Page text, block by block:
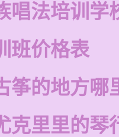
唱法培训学
班价格表
筝的地方哪
克里里的琴